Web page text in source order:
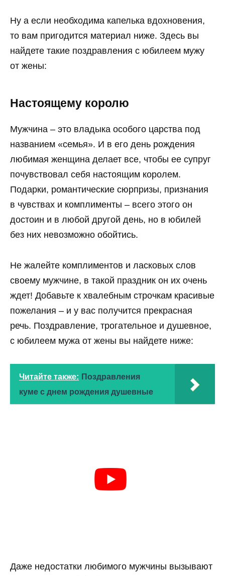
Ну а если необходима капелька вдохновения,
то вам пригодится материал ниже. Здесь вы
найдете такие поздравления с юбилеем мужу
от жены:
Настоящему королю
Мужчина – это владыка особого царства под
названием «семья». И в его день рождения
любимая женщина делает все, чтобы ее супруг
почувствовал себя настоящим королем.
Подарки, романтические сюрпризы, признания
в чувствах и комплименты – всего этого он
достоин и в любой другой день, но в юбилей
без них невозможно обойтись.
Не жалейте комплиментов и ласковых слов
своему мужчине, в такой праздник он их очень
ждет! Добавьте к хвалебным строчкам красивые
пожелания – и у вас получится прекрасная
речь. Поздравление, трогательное и душевное,
с юбилеем мужа от жены вы найдете ниже:
Читайте также: Поздравления
куме с днем рождения душевные
Даже недостатки любимого мужчины вызывают